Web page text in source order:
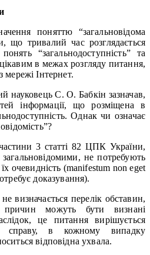
поняттю “загальновідома
що тривалий час розглядається
“загальнодоступність” та
в межах розгляду питання,
мережі Інтернет.
науковець С. О. Бабкін зазначав,
інформації, що розміщена в
Однак чи означає
3 статті 82 ЦПК України,
не потребують
очевидність (manifestum non eget
доказування).
визначається перелік обставин,
можуть бути визнані
це питання вирішується
справу, в кожному випадку
відповідна ухвала.